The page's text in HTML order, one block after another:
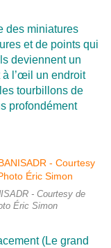
des miniatures
et de points qui
deviennent un
à l’œil un endroit
tourbillons de
profondément
- Courtesy de
Éric Simon
(Le grand